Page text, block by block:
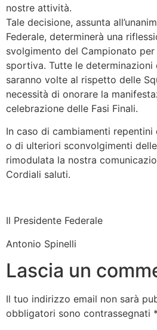
nostre attività.
Tale decisione, assunta
Federale, determinerà una
svolgimento del Campionato
sportiva. Tutte le determinazioni
saranno volte al rispetto delle
necessità di onorare la
celebrazione delle Fasi Finali.
In caso di cambiamenti
o di ulteriori sconvolgimenti
rimodulata la nostra
Cordiali saluti.
Il Presidente Federale
Antonio Spinelli
Lascia un
Il tuo indirizzo email non sarà
obbligatori sono contrassegnati *